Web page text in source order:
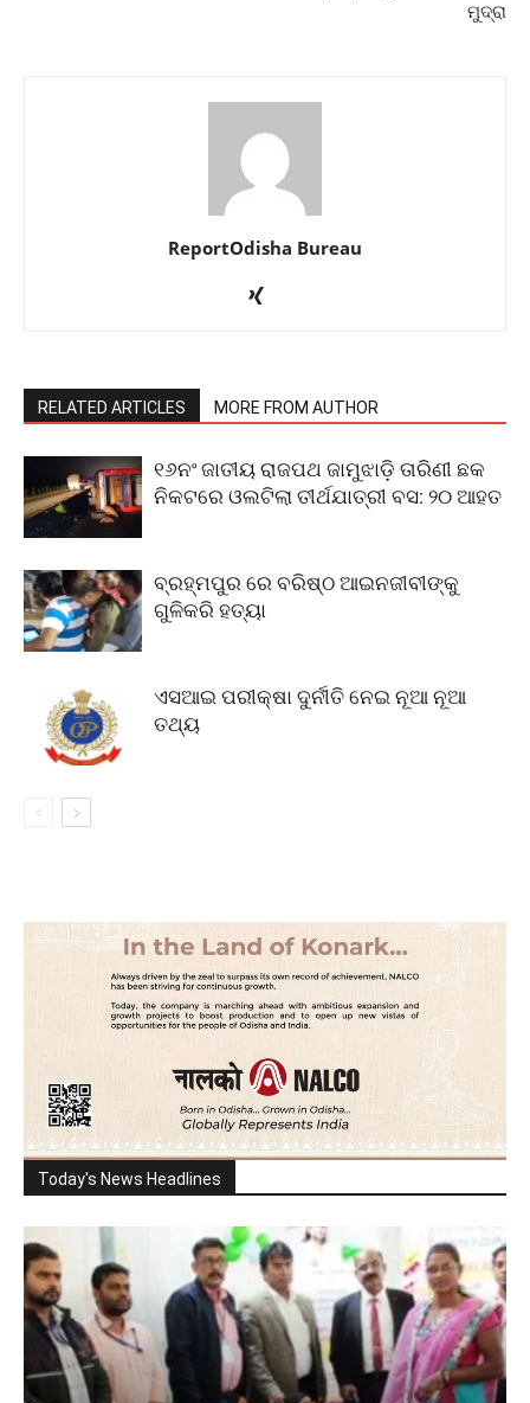
ମୁଦ୍ରା
ReportOdisha Bureau
RELATED ARTICLES MORE FROM AUTHOR
୧୬ନଂ ଜାତୀୟ ରାଜପଥ ଜାମୁଝାଡ଼ି ତାରିଣୀ ଛକ
ନିକଟରେ ଓଲଟିଲା ତୀର୍ଥଯାତ୍ରୀ ବସ: ୨୦ ଆହତ
ବ୍ରହ୍ମପୁର ରେ ବରିଷ୍ଠ ଆଇନଜୀବୀଙ୍କୁ
ଗୁଳିକରି ହତ୍ୟା
ଏସଆଇ ପରୀକ୍ଷା ଦୁର୍ନୀତି ନେଇ ନୂଆ ନୂଆ
ତଥ୍ୟ
Today's News Headlines